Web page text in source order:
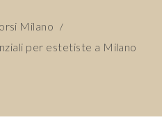
Milano /
per estetiste a Milano